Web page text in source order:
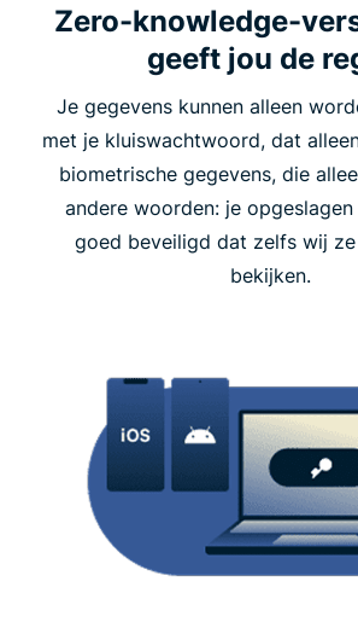
Zero-knowledge-
geeft jou de
Je gegevens kunnen alleen
met je kluiswachtwoord, dat
biometrische gegevens, die
andere woorden: je
goed beveiligd dat zelfs wij
bekijken.